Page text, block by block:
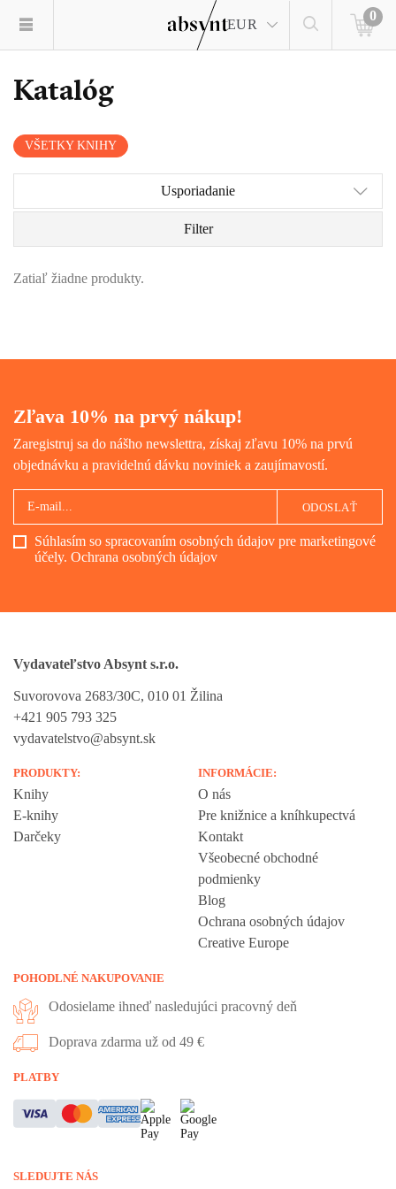
EUR
0
Katalóg
VŠETKY KNIHY
Usporiadanie
Filter
Zatiaľ žiadne produkty.
Zľava 10% na prvý nákup!
Zaregistruj sa do nášho newslettra, získaj zľavu 10% na prvú
objednávku a pravidelnú dávku noviniek a zaujímavostí.
Súhlasím so spracovaním osobných údajov pre marketingové
účely. Ochrana osobných údajov
ODOSLAŤ
Vydavateľstvo Absynt s.r.o.
Suvorovova 2683/30C, 010 01 Žilina
+421 905 793 325
vydavatelstvo@absynt.sk
PRODUKTY:
Knihy
E-knihy
Darčeky
INFORMÁCIE:
O nás
Pre knižnice a kníhkupectvá
Kontakt
Všeobecné obchodné
podmienky
Blog
Ochrana osobných údajov
Creative Europe
POHODLNÉ NAKUPOVANIE
Odosielame ihneď nasledujúci pracovný deň
Doprava zdarma už od 49 €
PLATBY
SLEDUJTE NÁS
Vážime si vaše súkromie
Táto stránka používa cookies, aby vám ponúkla skvelý zážitok z
prehliadania. Všetky dôležité informácie nájdete na stránke Cookies.
všetkých cookies, ktoré sa nachádzajú na tomto webe, môžete to